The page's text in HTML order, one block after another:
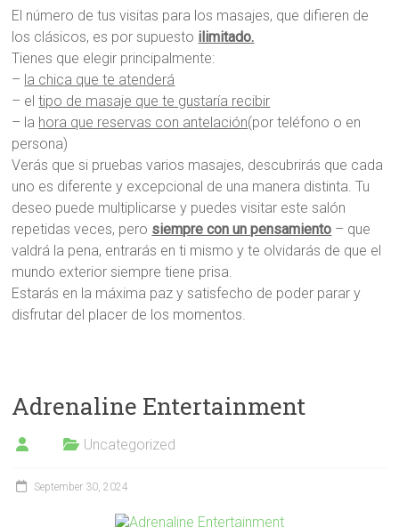
El número de tus visitas para los masajes, que difieren de
los clásicos, es por supuesto ilimitado.
Tienes que elegir principalmente:
– la chica que te atenderá
– eltipo de masaje que te gustaría recibir
– la hora que reservas con antelación(por teléfono o en
persona)
Verás que si pruebas varios masajes, descubrirás que cada
uno es diferente y excepcional de una manera distinta. Tu
deseo puede multiplicarse y puedes visitar este salón
repetidas veces, pero siempre con un pensamiento – que
valdrá la pena, entrarás en ti mismo y te olvidarás de que el
mundo exterior siempre tiene prisa.
Estarás en la máxima paz y satisfecho de poder parar y
disfrutar del placer de los momentos.
Adrenaline Entertainment
Uncategorized
September 30, 2024